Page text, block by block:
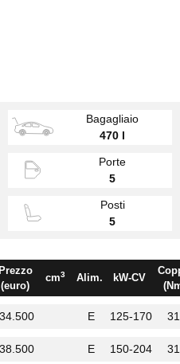
Bagagliaio
470 l
Porte
5
Posti
5
Prezzo
(euro)
cm3 Alim. kW-CV
34.500 E 125-170
38.500 E 150-204